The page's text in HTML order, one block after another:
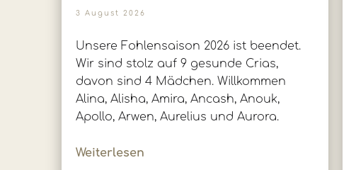
3 August 2026
Unsere Fohlensaison 2026 ist beendet.
Wir sind stolz auf 9 gesunde Crias,
davon sind 4 Mädchen. Willkommen
Alina, Alisha, Amira, Ancash, Anouk,
Apollo, Arwen, Aurelius und Aurora.
Weiterlesen